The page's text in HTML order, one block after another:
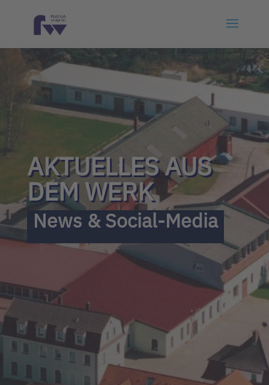
AKTUELLES AUS
DEM WERK
News & Social-Media